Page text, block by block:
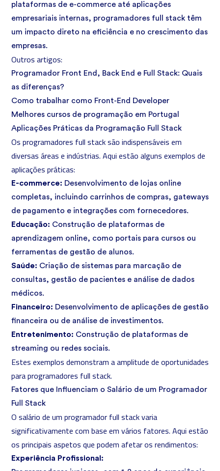
plataformas de e-commerce até aplicações
empresariais internas, programadores full stack têm
um impacto direto na eficiência e no crescimento das
empresas.
Outros artigos:
Programador Front End, Back End e Full Stack: Quais
as diferenças?
Como trabalhar como Front-End Developer
Melhores cursos de programação em Portugal
Aplicações Práticas da Programação Full Stack
Os programadores full stack são indispensáveis em
diversas áreas e indústrias. Aqui estão alguns exemplos de
aplicações práticas:
E-commerce: Desenvolvimento de lojas online
completas, incluindo carrinhos de compras, gateways
de pagamento e integrações com fornecedores.
Educação: Construção de plataformas de
aprendizagem online, como portais para cursos ou
ferramentas de gestão de alunos.
Saúde: Criação de sistemas para marcação de
consultas, gestão de pacientes e análise de dados
médicos.
Financeiro: Desenvolvimento de aplicações de gestão
financeira ou de análise de investimentos.
Entretenimento: Construção de plataformas de
streaming ou redes sociais.
Estes exemplos demonstram a amplitude de oportunidades
para programadores full stack.
Fatores que Influenciam o Salário de um Programador
Full Stack
O salário de um programador full stack varia
significativamente com base em vários fatores. Aqui estão
os principais aspetos que podem afetar os rendimentos:
Experiência Profissional: